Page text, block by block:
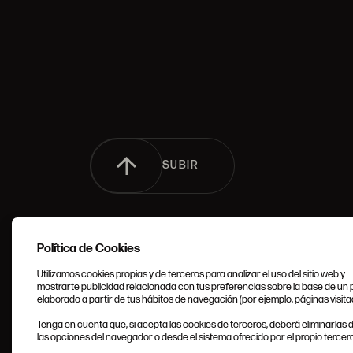
SUBIR
Política de Cookies
Utilizamos cookies propias y de terceros para analizar el uso del sitio web y
mostrarte publicidad relacionada con tus preferencias sobre la base de un
elaborado a partir de tus hábitos de navegación (por ejemplo, páginas
Tenga en cuenta que, si acepta las cookies de terceros, deberá eliminarlas
las opciones del navegador o desde el sistema ofrecido por el propio